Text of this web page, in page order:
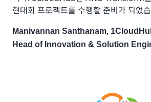
현대화 프로젝트를 수행할 준비가 되었
Manivannan Santhanam,
Head of Innovation & Solution